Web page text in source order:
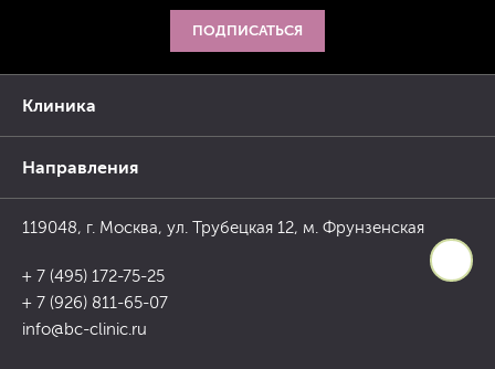
Клиника
Направления
119048, г. Москва, ул. Трубецкая 12, м. Фрунзенская
+ 7 (495) 172-75-25
+ 7 (926) 811-65-07
info@bc-clinic.ru
ПОДПИСАТЬСЯ